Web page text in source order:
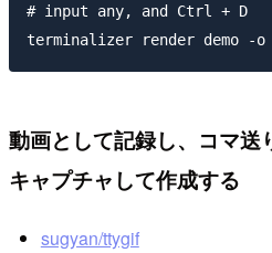
# input any, and Ctrl + D
動画として記録し、コマ送
キャプチャして作成する
sugyan/ttygif